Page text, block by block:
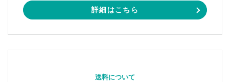
詳細はこちら
送料について